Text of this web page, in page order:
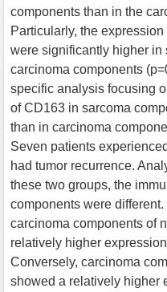
components than in the
Particularly, the
were significantly higher in
carcinoma components
specific analysis focusing
of CD163 in sarcoma
than in carcinoma
Seven patients
had tumor recurrence.
these two groups, the
components were
carcinoma components of
relatively higher
Conversely, carcinoma
showed a relatively higher